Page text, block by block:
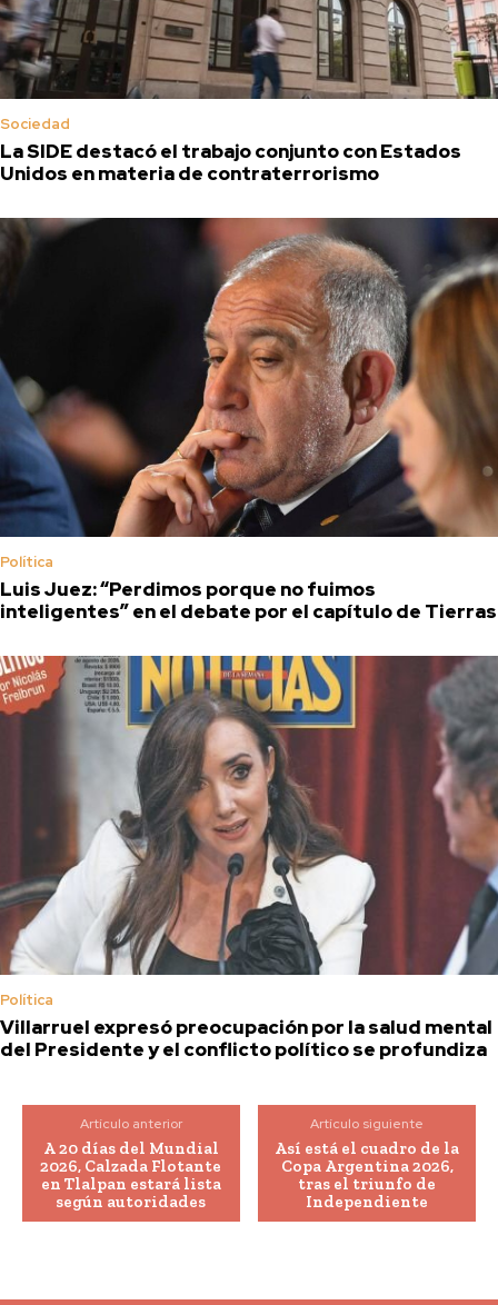
Sociedad
La SIDE destacó el trabajo conjunto con Estados
Unidos en materia de contraterrorismo
Política
Luis Juez: “Perdimos porque no fuimos
inteligentes” en el debate por el capítulo de Tierras
Política
Villarruel expresó preocupación por la salud mental
del Presidente y el conflicto político se profundiza
Artículo anterior
A 20 días del Mundial
2026, Calzada Flotante
en Tlalpan estará lista
según autoridades
Artículo siguiente
Así está el cuadro de la
Copa Argentina 2026,
tras el triunfo de
Independiente